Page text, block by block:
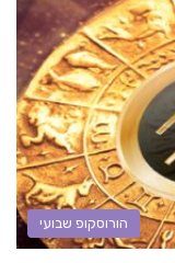
הורוסקופ שבועי